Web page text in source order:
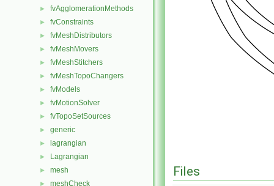
► fvAgglomerationMethods
► fvConstraints
► fvMeshDistributors
► fvMeshMovers
► fvMeshStitchers
► fvMeshTopoChangers
► fvModels
► fvMotionSolver
► fvTopoSetSources
► generic
► lagrangian
► Lagrangian
► mesh
► meshCheck
Files